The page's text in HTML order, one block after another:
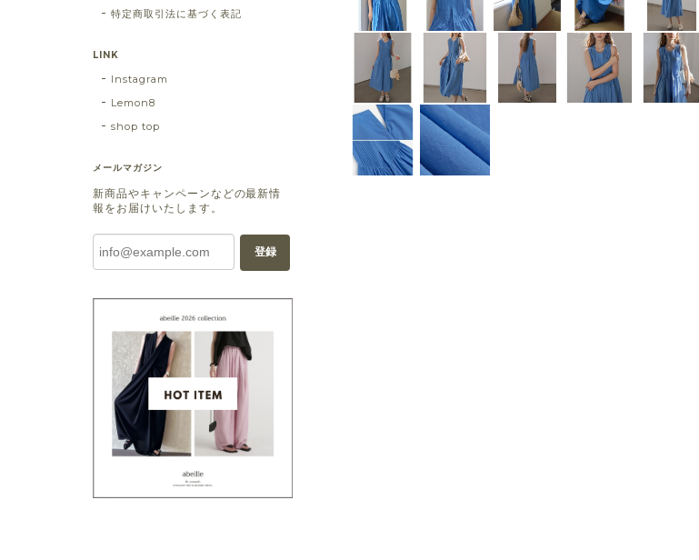
特定商取引法に基づく表記
LINK
Instagram
Lemon8
shop top
メールマガジン
新商品やキャンペーンなどの最新情
報をお届けいたします。
登録